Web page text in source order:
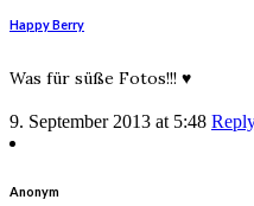
Happy Berry
Was für süße Fotos!!! ♥
9. September 2013 at 5:48
Anonym